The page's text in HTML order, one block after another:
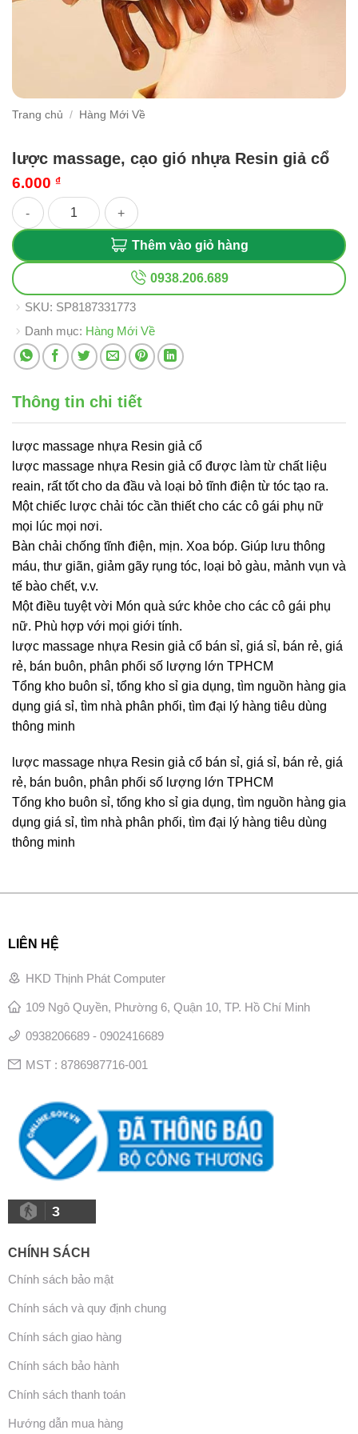
Trang chủ / Hàng Mới Về
lược massage, cạo gió nhựa Resin giả cổ
6.000 ₫
lược massage, cạo gió nhựa Resin giả cổ số lượng
Thêm vào giỏ hàng
0938.206.689
SKU: SP8187331773
Danh mục: Hàng Mới Về
Thông tin chi tiết
lược massage nhựa Resin giả cổ
lược massage nhựa Resin giả cổ được làm từ chất liệu
reain, rất tốt cho da đầu và loại bỏ tĩnh điện từ tóc tạo ra.
Một chiếc lược chải tóc cần thiết cho các cô gái phụ nữ
mọi lúc mọi nơi.
Bàn chải chống tĩnh điện, mịn. Xoa bóp. Giúp lưu thông
máu, thư giãn, giảm gãy rụng tóc, loại bỏ gàu, mảnh vụn và
tế bào chết, v.v.
Một điều tuyệt vời Món quà sức khỏe cho các cô gái phụ
nữ. Phù hợp với mọi giới tính.
lược massage nhựa Resin giả cổ bán sỉ, giá sỉ, bán rẻ, giá
rẻ, bán buôn, phân phối số lượng lớn TPHCM
Tổng kho buôn sỉ, tổng kho sỉ gia dụng, tìm nguồn hàng gia
dụng giá sỉ, tìm nhà phân phối, tìm đại lý hàng tiêu dùng
thông minh
lược massage nhựa Resin giả cổ bán sỉ, giá sỉ, bán rẻ, giá
rẻ, bán buôn, phân phối số lượng lớn TPHCM
Tổng kho buôn sỉ, tổng kho sỉ gia dụng, tìm nguồn hàng gia
dụng giá sỉ, tìm nhà phân phối, tìm đại lý hàng tiêu dùng
thông minh
LIÊN HỆ
HKD Thịnh Phát Computer
109 Ngô Quyền, Phường 6, Quận 10, TP. Hồ Chí Minh
0938206689 - 0902416689
MST : 8786987716-001
3
CHÍNH SÁCH
Chính sách bảo mật
Chính sách và quy định chung
Chính sách giao hàng
Chính sách bảo hành
Chính sách thanh toán
Hướng dẫn mua hàng